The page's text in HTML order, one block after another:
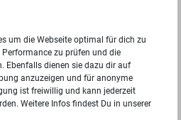
leider keine Ergebnisse.
um die Webseite optimal für dich zu
zu prüfen und die
Ebenfalls dienen sie dazu dir auf
anzuzeigen und für anonyme
ist freiwillig und kann jederzeit
Weitere Infos findest Du in unserer